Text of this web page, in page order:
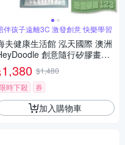
伴孩子遠離3C 激發創意 快樂學習
夫健康生活館 泓天國際 澳洲
創意隨行矽膠畫墊
恐龍樂園 123
1,380 $1,480
時下殺
券
加入購物車